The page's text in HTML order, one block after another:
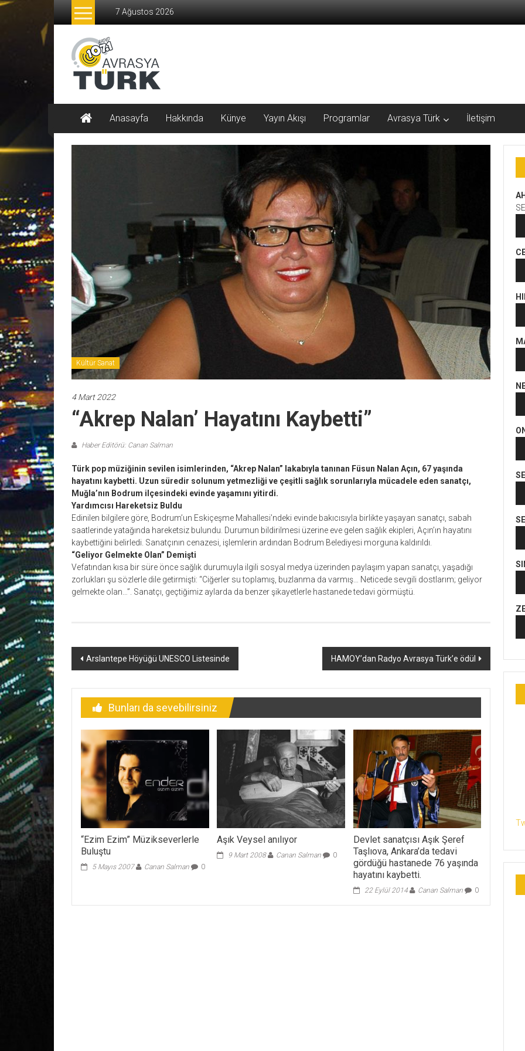
İçeriğe
7 Ağustos 2026
Radyo
Avrasya
Türk
AVRASYA
107.1
Anasayfa Hakkında Künye Yayın Akışı Programlar Avrasya Türk İletişim
Kültür Sanat
4 Mart 2022
“Akrep Nalan’ Hayatını Kaybetti”
Haber Editörü: Canan Salman
Türk pop müziğinin sevilen isimlerinden, “Akrep Nalan” lakabıyla tanınan Füsun Nalan Açın, 67 yaşında
hayatını kaybetti. Uzun süredir solunum yetmezliği ve çeşitli sağlık sorunlarıyla mücadele eden sanatçı,
Muğla’nın Bodrum ilçesindeki evinde yaşamını yitirdi.
Yardımcısı Hareketsiz Buldu
Edinilen bilgilere göre, Bodrum’un Eskiçeşme Mahallesi’ndeki evinde bakıcısıyla birlikte yaşayan sanatçı, sabah
saatlerinde yatağında hareketsiz bulundu. Durumun bildirilmesi üzerine eve gelen sağlık ekipleri, Açın’ın hayatını
kaybettiğini belirledi. Sanatçının cenazesi, işlemlerin ardından Bodrum Belediyesi morguna kaldırıldı.
“Geliyor Gelmekte Olan” Demişti
Vefatından kısa bir süre önce sağlık durumuyla ilgili sosyal medya üzerinden paylaşım yapan sanatçı, yaşadığı
zorlukları şu sözlerle dile getirmişti: “Ciğerler su toplamış, buzlanma da varmış… Neticede sevgili dostlarım; geliyor
gelmekte olan…”. Sanatçı, geçtiğimiz aylarda da benzer şikayetlerle hastanede tedavi görmüştü.
Yazı
Arslantepe Höyüğü UNESCO Listesinde HAMOY’dan Radyo Avrasya Türk’e ödül
Bunları da sevebilirsiniz
“Ezim Ezim” Müzikseverlerle
Buluştu
5 Mayıs 2007 Canan Salman 0
Aşık Veysel anılıyor
9 Mart 2008 Canan Salman 0
Devlet sanatçısı Aşık Şeref
Taşlıova, Ankara’da tedavi
gördüğü hastanede 76 yaşında
hayatını kaybetti.
22 Eylül 2014 Canan Salman 0